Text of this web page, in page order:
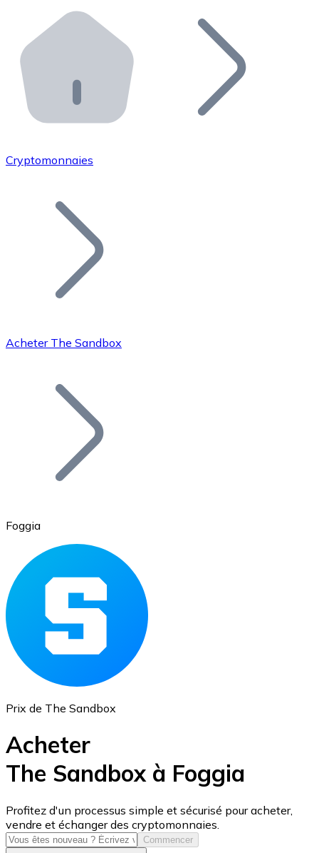
Distributeurs automatiques Bitnovo
Intégrez un ATM Bitnovo dans votre entreprise et
API Bitnovo
Intégrez notre API dans votre écosystème.
Rejoignez notre réseau de distributeurs et
Ajoutez le token de votre projet à notre service
Bitcoin
Ethereum
ETH
USD Coin
USDC
Cryptomonnaies
Acheter The Sandbox
Foggia
Prix de The Sandbox
Acheter
The Sandbox à Foggia
Profitez d'un processus simple et sécurisé pour acheter,
vendre et échanger des cryptomonnaies.
Commencer